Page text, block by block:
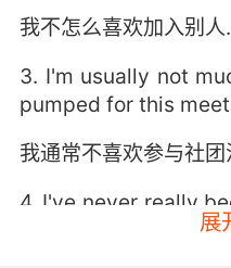
我不怎么喜欢加入别
3. I'm usually not
pumped for this
我通常不喜欢参与社
4. I've never really
posse thing's not a展